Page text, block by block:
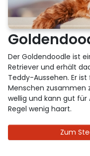
Der Goldendoodle ist
Retriever und erhält
Teddy-Aussehen. Er
Menschen zusammen
wellig und kann gut für
Regel wenig haart.
Zum